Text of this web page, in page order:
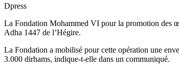
Dpress
La Fondation Mohammed VI pour la promotion des
Adha 1447 de l’Hégire.
La Fondation a mobilisé pour cette opération une
3.000 dirhams, indique-t-elle dans un communiqué.